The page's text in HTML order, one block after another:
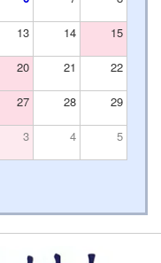
13 14 15
20 21 22
27 28 29
3 4 5